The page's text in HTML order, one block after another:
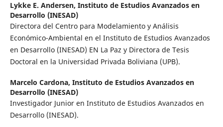
Lykke E. Andersen, Instituto de Estudios Avanzados en
Desarrollo (INESAD)
Directora del Centro para Modelamiento y Análisis
Económico-Ambiental en el Instituto de Estudios Avanzados
en Desarrollo (INESAD) EN La Paz y Directora de Tesis
Doctoral en la Universidad Privada Boliviana (UPB).
Marcelo Cardona, Instituto de Estudios Avanzados en
Desarrollo (INESAD)
Investigador Junior en Instituto de Estudios Avanzados en
Desarrollo (INESAD).